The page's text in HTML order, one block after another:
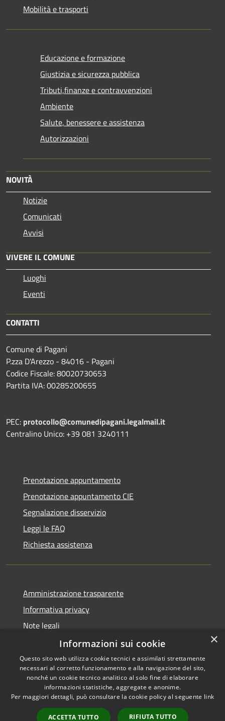
Mobilità e trasporti
Educazione e formazione
Giustizia e sicurezza pubblica
Tributi,finanze e contravvenzioni
Ambiente
Salute, benessere e assistenza
Autorizzazioni
NOVITÀ
Notizie
Comunicati
Avvisi
VIVERE IL COMUNE
Luoghi
Eventi
CONTATTI
Comune di Pagani
P.zza D'Arezzo - 84016 - Pagani
Codice Fiscale: 80020730653
Partita IVA: 00285200655
PEC: protocollo@comunedipagani.legalmail.it
Centralino Unico: +39 081 3240111
Prenotazione appuntamento
Prenotazione appuntamento CIE
Segnalazione disservizio
Leggi le FAQ
Richiesta assistenza
Amministrazione trasparente
Informativa privacy
Note legali
Dichiarazione di accessibilità
RSS
Accessibilità
Copyright © 2026 • Comune di
Municipium• Accesso
×
Informazioni sui cookie
Questo sito web utilizza cookie tecnici e assimilati strettamente
necessari al corretto funzionamento e alla navigazione del sito,
nonché un cookie tecnico analitico al solo fine di elaborare
informazioni statistiche, aggregate e anonime.
Per maggiori dettagli, può consultare la cookie policy al seguente link
ACCETTA TUTTO RIFIUTA TUTTO